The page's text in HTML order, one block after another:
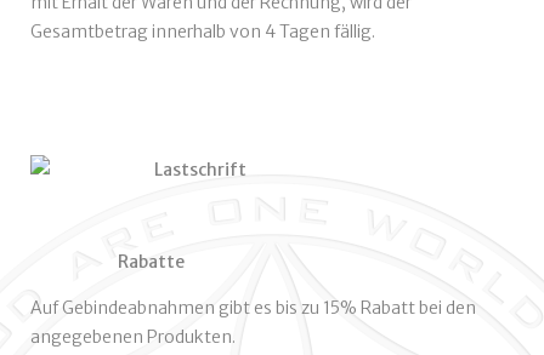
Gesamtbetrag innerhalb von 4 Tagen fällig.
Lastschrift
Rabatte
Auf Gebindeabnahmen gibt es bis zu 15% Rabatt bei den
angegebenen Produkten.